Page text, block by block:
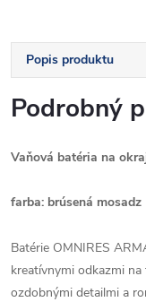
Popis produktu
Podrobný
Vaňová batéria na
farba: brúsená mosadz
Batérie OMNIRES
kreatívnymi odkazmi
ozdobnými detailmi a